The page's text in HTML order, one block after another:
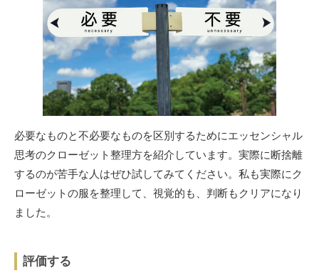
必要なものと不必要なものを区別するためにエッセンシャル
思考のクローゼット整理方を紹介しています。実際に断捨離
するのが苦手な人はぜひ試してみてください。私も実際にク
ローゼットの服を整理して、視覚的も、判断もクリアになり
ました。
評価する